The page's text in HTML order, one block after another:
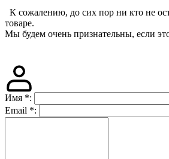
К сожалению, до сих пор ни кто не
товаре.
Мы будем очень признательны, если
Имя *:
Email *: